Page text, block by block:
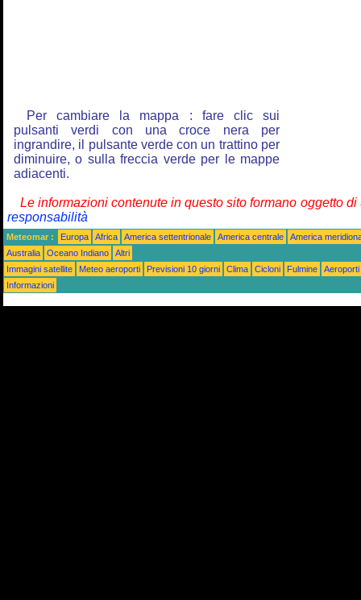
Per cambiare la mappa : fare clic sui
pulsanti verdi con una croce nera per
ingrandire, il pulsante verde con un trattino per
diminuire, o sulla freccia verde per le mappe
adiacenti.
Le informazioni contenute in questo sito formano oggetto
responsabilità
Meteomar : Europa Africa America settentrionale America centrale
America
Australia
Oceano Indiano
Altri
Immagini satellite
Meteo aeroporti Previsioni 10 giorni Clima Cicloni Fulmine
Aeroporti
Informazioni